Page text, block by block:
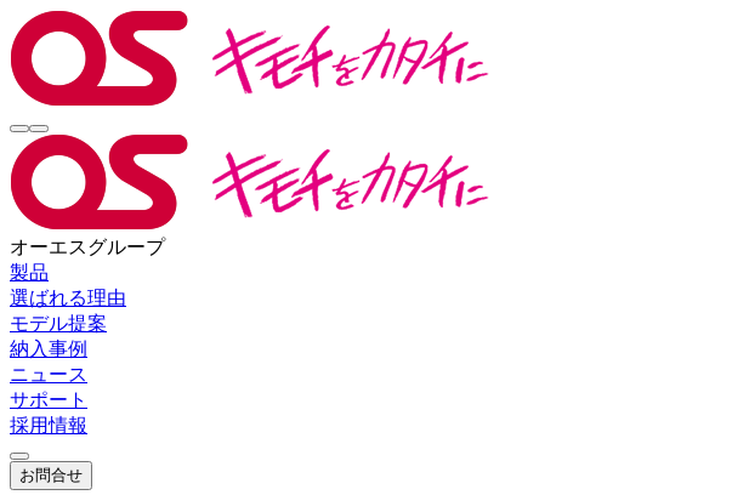
オーエスグループ
製品
選ばれる理由
モデル提案
納入事例
ニュース
サポート
採用情報
お問合せ